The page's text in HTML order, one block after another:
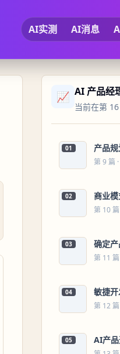
AI实测 AI消息
📈 AI 产品经
当前在第
01 产品
第 9 篇
02 商业
第 10 篇
03 确定
第 11 篇
04 敏捷
第 12 篇
05 AI产